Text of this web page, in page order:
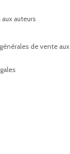
auteurs
de vente aux